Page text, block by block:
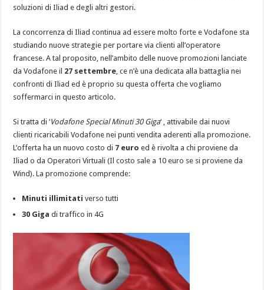
soluzioni di Iliad e degli altri gestori.
La concorrenza di Iliad continua ad essere molto forte e Vodafone sta
studiando nuove strategie per portare via clienti all’operatore
francese. A tal proposito, nell’ambito delle nuove promozioni lanciate
da Vodafone il 27 settembre, ce n’è una dedicata alla battaglia nei
confronti di Iliad ed è proprio su questa offerta che vogliamo
soffermarci in questo articolo.
Si tratta di ‘Vodafone Special Minuti 30 Giga‘ , attivabile dai nuovi
clienti ricaricabili Vodafone nei punti vendita aderenti alla promozione.
L’offerta ha un nuovo costo di 7 euro ed è rivolta a chi proviene da
Iliad o da Operatori Virtuali (Il costo sale a 10 euro se si proviene da
Wind). La promozione comprende:
Minuti illimitati verso tutti
30 Giga di traffico in 4G